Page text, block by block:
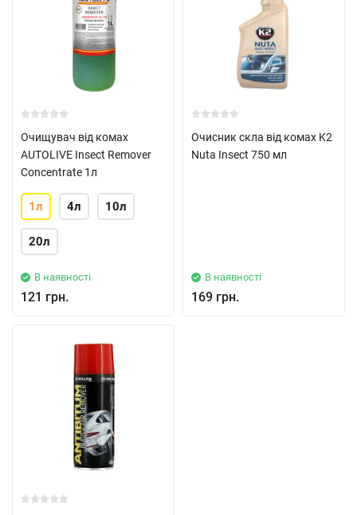
Очищувач від комах
AUTOLIVE Insect Remover
Concentrate 1л
1л 4л 10л
20л
В наявності
121 грн.
Очисник скла від комах K2
Nuta Insect 750 мл
В наявності
169 грн.